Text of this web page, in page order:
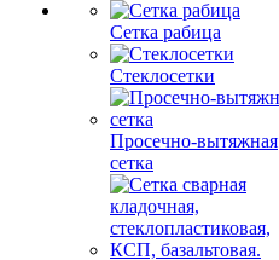
Сетка рабица
Стеклосетки
Просечно-вытяжная
сетка